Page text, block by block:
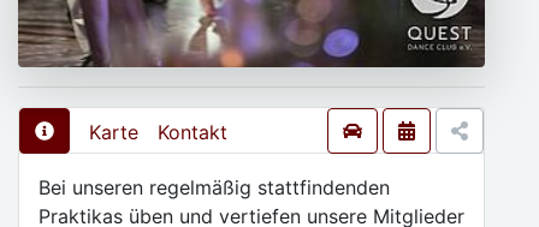
Karte Kontakt
Bei unseren regelmäßig stattfindenden
Praktikas üben und vertiefen unsere Mitglieder